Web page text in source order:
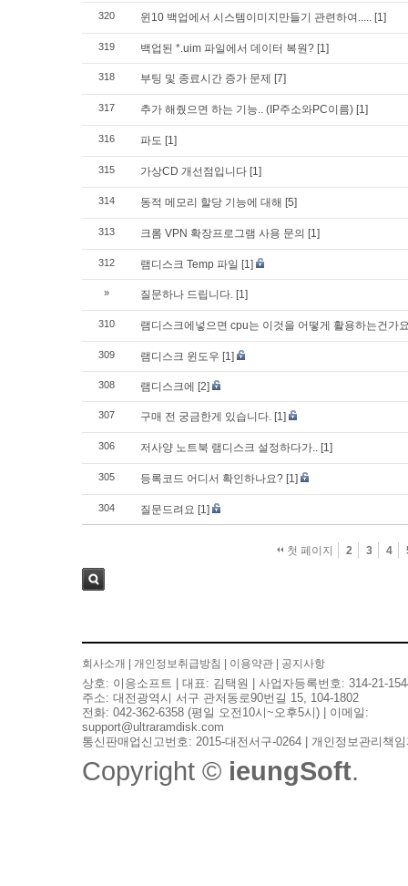
320 윈10 백업에서 시스템이미지만들기 관련하여..... [1]
319 백업된 *.uim 파일에서 데이터 복원? [1]
318 부팅 및 종료시간 증가 문제 [7]
317 추가 해줬으면 하는 기능.. (IP주소와PC이름) [1]
316 파도 [1]
315 가상CD 개선점입니다 [1]
314 동적 메모리 할당 기능에 대해 [5]
313 크롬 VPN 확장프로그램 사용 문의 [1]
312 램디스크 Temp 파일 [1]
» 질문하나 드립니다. [1]
310 램디스크에넣으면 cpu는 이것을 어떻게 활용하는건가
309 램디스크 윈도우 [1]
308 램디스크에 [2]
307 구매 전 궁금한게 있습니다. [1]
306 저사양 노트북 램디스크 설정하다가.. [1]
305 등록코드 어디서 확인하나요? [1]
304 질문드려요 [1]
첫 페이지 2 3 4
회사소개 개인정보취급방침 이용약관 공지사항
상호: 이응소프트 | 대표: 김택원 | 사업자등록번호: 314-21-
주소: 대전광역시 서구 관저동로90번길 15, 104-1802
전화: 042-362-6358 (평일 오전10시~오후5시) | 이메일:
support@ultraramdisk.com
통신판매업신고번호: 2015-대전서구-0264 | 개인정보관리책
Copyright © ieungSoft.